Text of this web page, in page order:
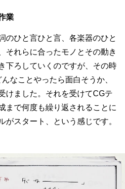
業
のひと言ひと言、各楽器のひと
それらに合ったモノとその動き
下ろしていくのですが、その時
なことやったら面白そうか、
けました。それを受けてCGテ
まで何度も繰り返されることに
がスタート、という感じです。